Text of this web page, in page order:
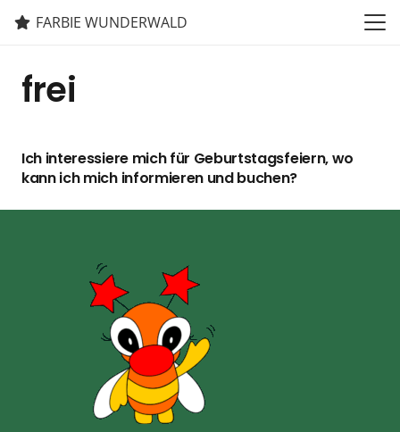
FARBIE WUNDERWALD
frei
Ich interessiere mich für Geburtstagsfeiern, wo
kann ich mich informieren und buchen?